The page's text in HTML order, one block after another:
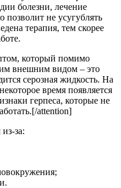
болезни, лечение
позволит не усугублять
терапия, тем скорее
который помимо
внешним видом – это
серозная жидкость. На
время появляется
герпеса, которые не
attention]
за: